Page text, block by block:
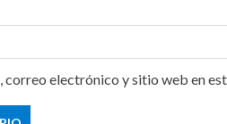
electrónico y sitio web en